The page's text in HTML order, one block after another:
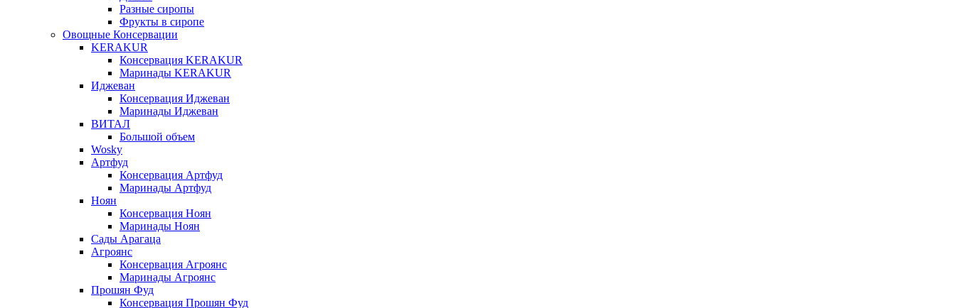
Разные сиропы
Фрукты в сиропе
Овощные Консервации
KERAKUR
Консервация KERAKUR
Маринады KERAKUR
Иджеван
Консервация Иджеван
Маринады Иджеван
ВИТАЛ
Большой объем
Wosky
Артфуд
Консервация Артфуд
Маринады Артфуд
Ноян
Консервация Ноян
Маринады Ноян
Сады Арагаца
Агроянс
Консервация Агроянс
Маринады Агроянс
Прошян Фуд
Консервация Прошян Фуд